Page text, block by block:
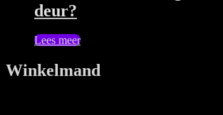
deur?
Lees meer
Winkelmand